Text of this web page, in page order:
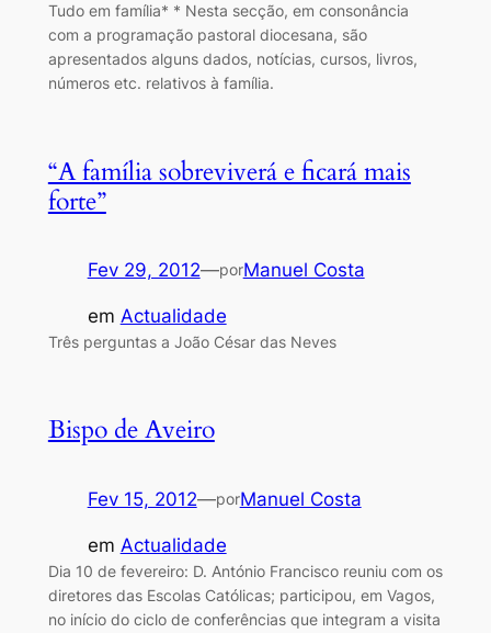
Tudo em família* * Nesta secção, em consonância
com a programação pastoral diocesana, são
apresentados alguns dados, notícias, cursos, livros,
números etc. relativos à família.
“A família sobreviverá e ficará mais
forte”
Fev 29, 2012—porManuel Costa
em Actualidade
Três perguntas a João César das Neves
Bispo de Aveiro
Fev 15, 2012—porManuel Costa
em Actualidade
Dia 10 de fevereiro: D. António Francisco reuniu com os
diretores das Escolas Católicas; participou, em Vagos,
no início do ciclo de conferências que integram a visita